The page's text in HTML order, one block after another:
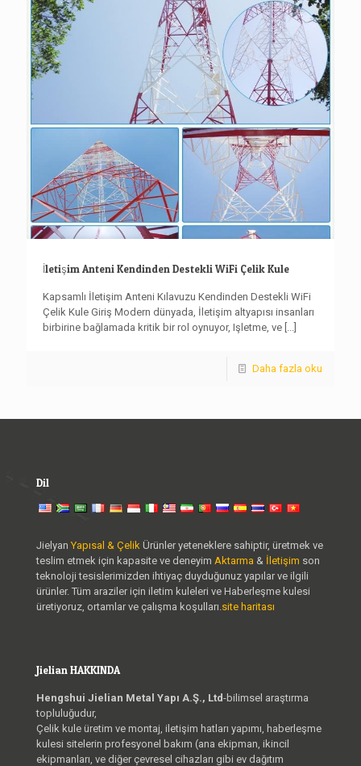
İletişim Anteni Kendinden Destekli WiFi Çelik Kule
Kapsamlı İletişim Anteni Kılavuzu Kendinden Destekli WiFi
Çelik Kule Giriş Modern dünyada, İletişim altyapısı insanları
birbirine bağlamada kritik bir rol oynuyor, Işletme, ve [...]
Daha fazla oku
Dil
Jielyan Yapısal & Çelik Ürünler yeteneklere sahiptir, üretmek ve
teslim etmek için kapasite ve deneyim Aktarma & İletişim son
teknoloji tesislerimizden ihtiyaç duyduğunuz yapılar ve ilgili
ürünler. Tüm araziler için iletim kuleleri ve Haberleşme kulesi
üretiyoruz, ortamlar ve çalışma koşulları. site haritası
Jielian HAKKINDA
Hengshui Jielian Metal Yapı A.Ş., Ltd-bilimsel araştırma
topluluğudur,
Çelik kule üretim ve montaj, iletişim hatları yapımı, haberleşme
kulesi sitelerin profesyonel bakım (ana ekipman, ikincil
ekipmanları, ve diğer çevresel cihazları gibi ev dağıtım